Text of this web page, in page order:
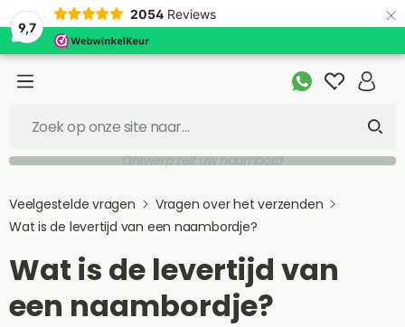
9,7
2054 Reviews ×
Ontwerp zelf uw naambord
Veelgestelde vragen
Vragen over het verzenden
Wat is de levertijd van een naambordje?
Wat is de levertijd van
een naambordje?